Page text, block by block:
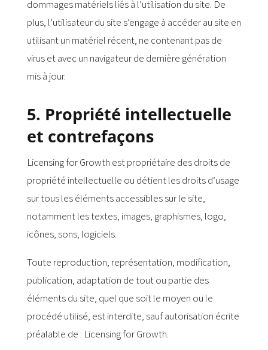
dommages matériels liés à l’utilisation du site. De
plus, l’utilisateur du site s’engage à accéder au site en
utilisant un matériel récent, ne contenant pas de
virus et avec un navigateur de dernière génération
mis à jour.
5. Propriété intellectuelle
et contrefaçons
Licensing for Growth est propriétaire des droits de
propriété intellectuelle ou détient les droits d’usage
sur tous les éléments accessibles sur le site,
notamment les textes, images, graphismes, logo,
icônes, sons, logiciels.
Toute reproduction, représentation, modification,
publication, adaptation de tout ou partie des
éléments du site, quel que soit le moyen ou le
procédé utilisé, est interdite, sauf autorisation écrite
préalable de : Licensing for Growth.